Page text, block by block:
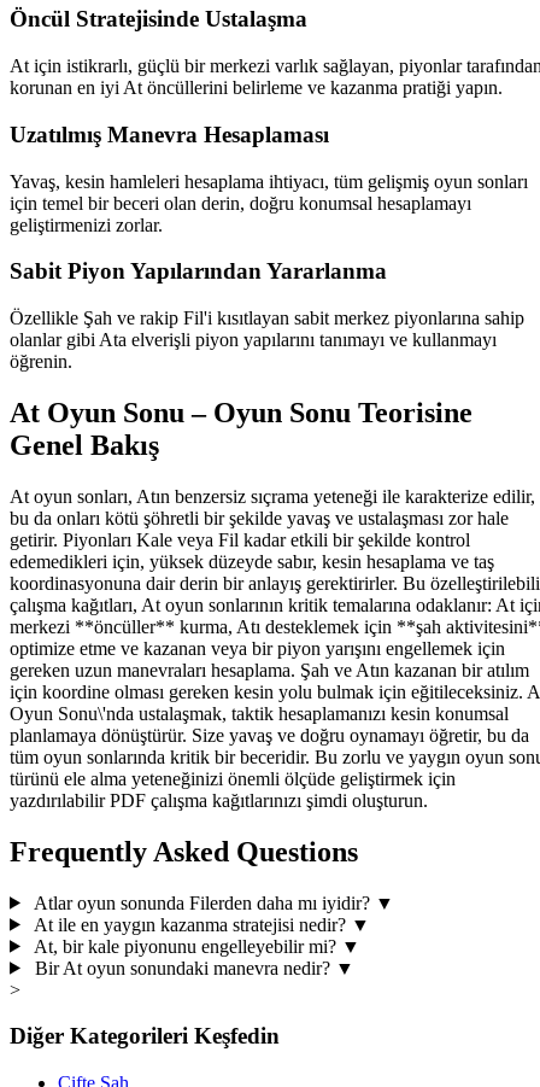
Öncül Stratejisinde Ustalaşma
At için istikrarlı, güçlü bir merkezi varlık sağlayan, piyonlar
korunan en iyi At öncüllerini belirleme ve kazanma pratiği yapın.
Uzatılmış Manevra Hesaplaması
Yavaş, kesin hamleleri hesaplama ihtiyacı, tüm gelişmiş oyun sonları
için temel bir beceri olan derin, doğru konumsal hesaplamayı
geliştirmenizi zorlar.
Sabit Piyon Yapılarından Yararlanma
Özellikle Şah ve rakip Fil'i kısıtlayan sabit merkez piyonlarına sahip
olanlar gibi Ata elverişli piyon yapılarını tanımayı ve kullanmayı
öğrenin.
At Oyun Sonu – Oyun Sonu Teorisine
Genel Bakış
At oyun sonları, Atın benzersiz sıçrama yeteneği ile karakterize edilir,
bu da onları kötü şöhretli bir şekilde yavaş ve ustalaşması zor hale
getirir. Piyonları Kale veya Fil kadar etkili bir şekilde kontrol
edemedikleri için, yüksek düzeyde sabır, kesin hesaplama ve taş
koordinasyonuna dair derin bir anlayış gerektirirler. Bu
çalışma kağıtları, At oyun sonlarının kritik temalarına odaklanır: At
merkezi **öncüller** kurma, Atı desteklemek için **şah
optimize etme ve kazanan veya bir piyon yarışını engellemek için
gereken uzun manevraları hesaplama. Şah ve Atın kazanan bir atılım
için koordine olması gereken kesin yolu bulmak için eğitileceksiniz.
Oyun Sonu\'nda ustalaşmak, taktik hesaplamanızı kesin konumsal
planlamaya dönüştürür. Size yavaş ve doğru oynamayı öğretir, bu da
tüm oyun sonlarında kritik bir beceridir. Bu zorlu ve yaygın oyun
türünü ele alma yeteneğinizi önemli ölçüde geliştirmek için
yazdırılabilir PDF çalışma kağıtlarınızı şimdi oluşturun.
Frequently Asked Questions
Atlar oyun sonunda Filerden daha mı iyidir? ▼
At ile en yaygın kazanma stratejisi nedir? ▼
At, bir kale piyonunu engelleyebilir mi? ▼
Bir At oyun sonundaki manevra nedir? ▼
>
Diğer Kategorileri Keşfedin